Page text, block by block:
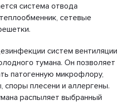
система отвода
сетевые
систем вентиляции
тумана. Он позволяет
патогенную микрофлору,
споры плесени и аллергены.
распыляет выбранный